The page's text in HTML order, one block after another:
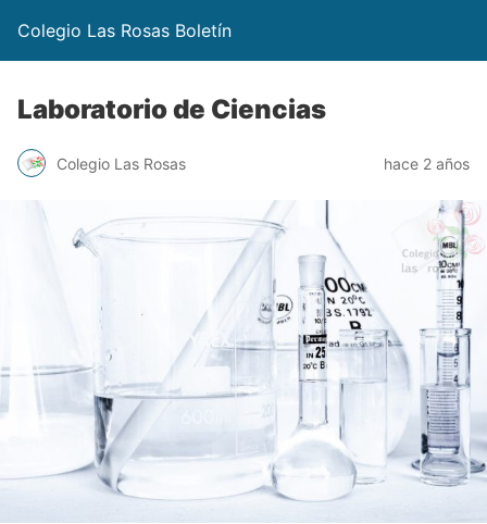
Colegio Las Rosas Boletín
Laboratorio de Ciencias
Colegio Las Rosas hace 2 años